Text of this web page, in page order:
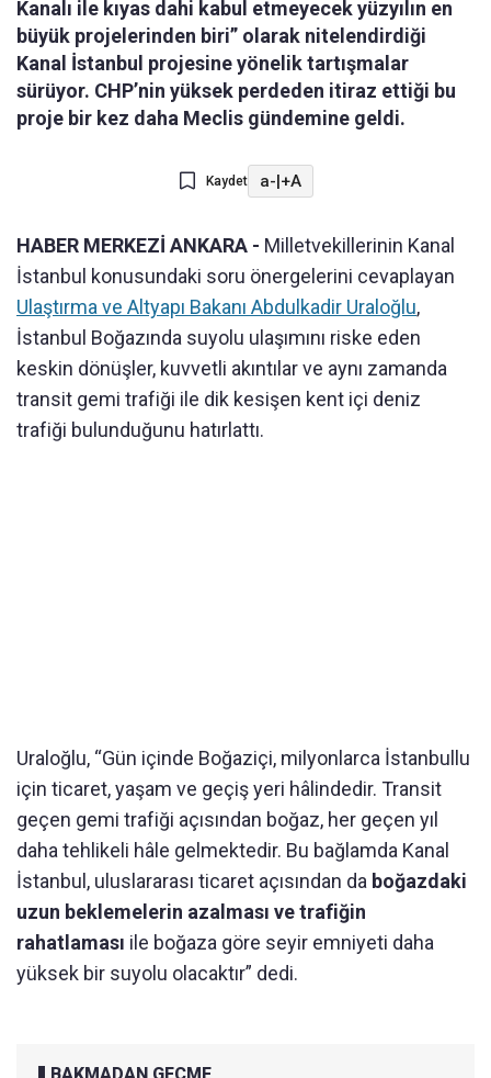
Kanalı ile kıyas dahi kabul etmeyecek yüzyılın en
büyük projelerinden biri” olarak nitelendirdiği
Kanal İstanbul projesine yönelik tartışmalar
sürüyor. CHP’nin yüksek perdeden itiraz ettiği bu
proje bir kez daha Meclis gündemine geldi.
Kaydet a-|+A
HABER MERKEZİ ANKARA - Milletvekillerinin Kanal
İstanbul konusundaki soru önergelerini cevaplayan
Ulaştırma ve Altyapı Bakanı Abdulkadir Uraloğlu,
İstanbul Boğazında suyolu ulaşımını riske eden
keskin dönüşler, kuvvetli akıntılar ve aynı zamanda
transit gemi trafiği ile dik kesişen kent içi deniz
trafiği bulunduğunu hatırlattı.
Uraloğlu, “Gün içinde Boğaziçi, milyonlarca İstanbullu
için ticaret, yaşam ve geçiş yeri hâlindedir. Transit
geçen gemi trafiği açısından boğaz, her geçen yıl
daha tehlikeli hâle gelmektedir. Bu bağlamda Kanal
İstanbul, uluslararası ticaret açısından da boğazdaki
uzun beklemelerin azalması ve trafiğin
rahatlaması ile boğaza göre seyir emniyeti daha
yüksek bir suyolu olacaktır” dedi.